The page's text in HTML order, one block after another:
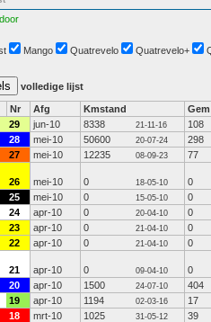
Mango Quatrevelo Quatrevelo+
volledige lijst
Nr Afg Kmstand
Gem
29 jun-10 8338 21-11-16
108
28 mei-10 50600 20-07-24
298
27 mei-10 12235 08-09-23 77
26 mei-10 0 18-05-10
0
25 mei-10 0 15-05-10
0
24 apr-10 0 20-04-10
0
23 apr-10 0 21-04-10
0
22 apr-10 0 21-04-10 0
21 apr-10 0 09-04-10
0
20 apr-10 1500 24-07-10
404
19 apr-10 1194 02-03-16
17
18 mrt-10 1025 31-05-12 39